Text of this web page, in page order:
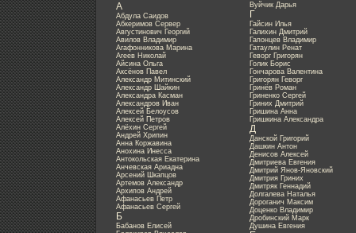
А
Абдула Саидов
Абкеримов Сервер
Августинович Георгий
Авилов Владимир
Агафонникова Марина
Агеев Николай
Айсина Ольга
Аксёнов Павел
Александр Митинский
Александр Шайкин
Александра Касман
Александров Иван
Алексей Белоусов
Алексей Петров
Алёхин Сергей
Андрей Хрипин
Анна Коржавина
Анохина Инесса
Антокольская Екатерина
Анчевская Ариадна
Арсений Шкапцов
Артемов Александр
Архипов Андрей
Афанасьев Петр
Афанасьев Сергей
Б
Бабанов Елисей
Вуйчик Дарья
Г
Гайсин Илья
Галихин Дмитрий
Гапонцев Владимир
Гатаулин Ренат
Геворг Григорян
Голик Борис
Гончарова Валентина
Григорян Геворг
Гринёв Роман
Гриненко Сергей
Гриних Дмитрий
Гришина Анна
Гришкина Александра
Д
Данской Григорий
Дашкин Антон
Денисов Алексей
Дмитриева Евгения
Дмитрий Янов-Яновский
Дмитрия Гриних
Дмитряк Геннадий
Долгалева Наталья
Дороганич Максим
Доценко Владимир
Дробинский Марк
Душина Евгения